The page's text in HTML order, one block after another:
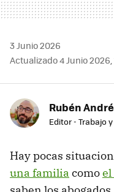
3 Junio 2026
Actualizado 4 Junio 2026,
Rubén
Editor - Trabajo
Hay pocas
una familia comoel